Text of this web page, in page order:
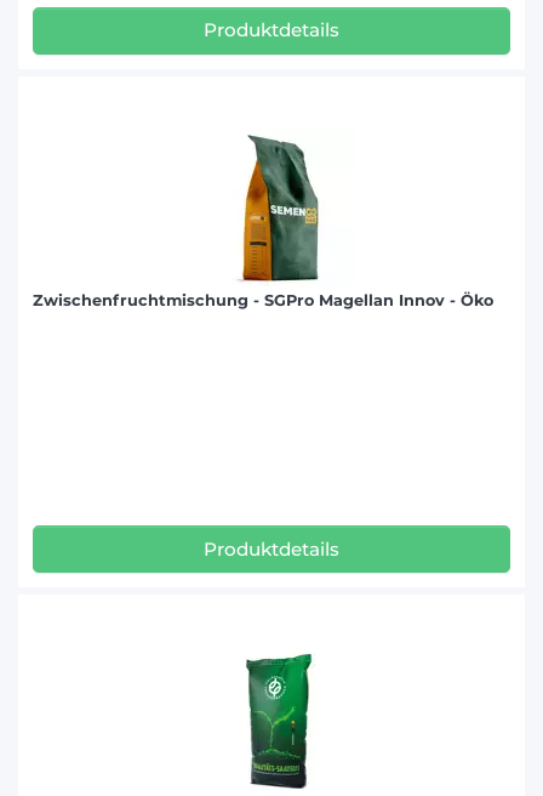
Produktdetails
Zwischenfruchtmischung - SGPro Magellan Innov - Öko
Produktdetails